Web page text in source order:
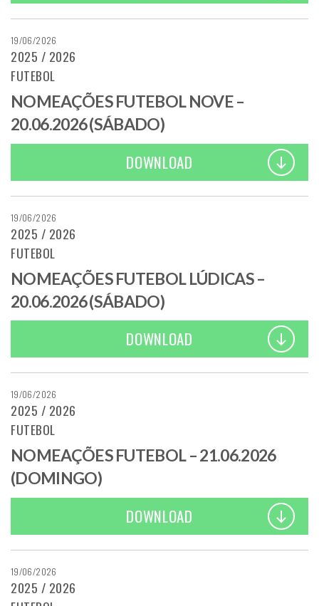
19/06/2026
2025 / 2026
FUTEBOL
NOMEAÇÕES FUTEBOL NOVE –
20.06.2026 (SÁBADO)
DOWNLOAD
19/06/2026
2025 / 2026
FUTEBOL
NOMEAÇÕES FUTEBOL LÚDICAS –
20.06.2026 (SÁBADO)
DOWNLOAD
19/06/2026
2025 / 2026
FUTEBOL
NOMEAÇÕES FUTEBOL – 21.06.2026
(DOMINGO)
DOWNLOAD
19/06/2026
2025 / 2026